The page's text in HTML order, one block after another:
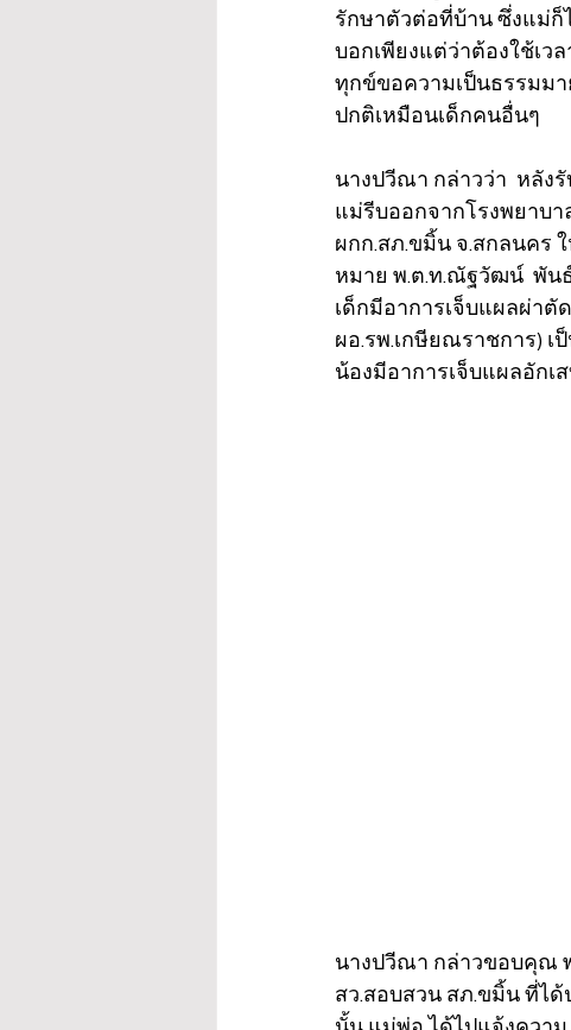
รักษาตัวต่อที่บ้าน ซึ่งแม่ก็
บอกเพียงแต่ว่าต้องใช้เว
ทุกข์ขอความเป็นธรรมม
ปกติเหมือนเด็กคนอื่นๆ
นางปวีณา กล่าวว่า  หลัง
แม่รีบออกจากโรงพยาบา
ผกก.สภ.ขมิ้น จ.สกลนคร
หมาย พ.ต.ท.ณัฐวัฒน์  พัน
เด็กมีอาการเจ็บแผลผ่าตั
ผอ.รพ.เกษียณราชการ) เ
น้องมีอาการเจ็บแผลอักเ
นางปวีณา กล่าวขอบคุณ
สว.สอบสวน สภ.ขมิ้น ที่ได้